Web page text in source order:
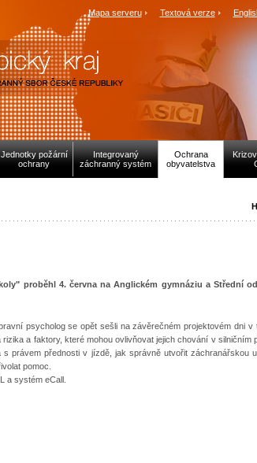
Mapa serveru Textová verze
Jednotky požární
ochrany
Integrovaný
záchranný systém
Ochrana
obyvatelstva
proběhl 4. června na Anglickém gymnáziu a Střední
psycholog se opět sešli na závěrečném projektovém dni v
rizika a faktory, které mohou ovlivňovat jejich chování v
právem přednosti v jízdě, jak správně utvořit záchranářskou
hořet a jak správně přivolat
a systém eCall.